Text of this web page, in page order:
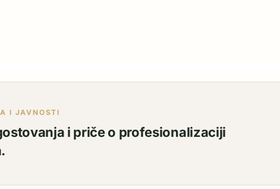
I JAVNOSTI
i priče o profesionalizaciji